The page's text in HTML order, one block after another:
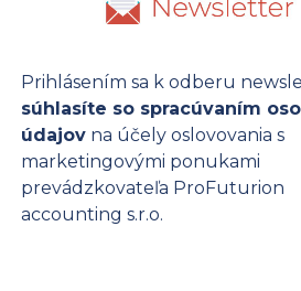
Prihlásením sa k odberu
súhlasíte so spracúvaním
údajovna účely oslovovania s
marketingovými ponukami
prevádzkovateľa ProFuturion
accounting s.r.o.